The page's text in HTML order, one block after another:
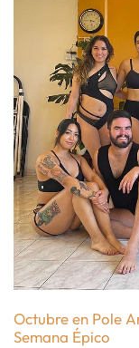
Octubre en Pole
Semana Épico